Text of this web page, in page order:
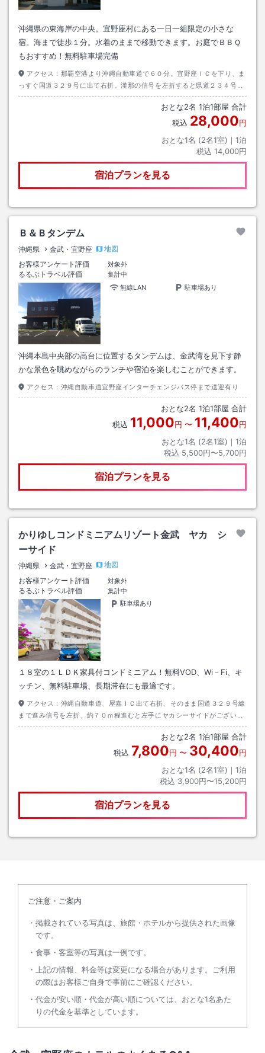
沖縄県の東海岸の中央。宜野座村にある一日一組限定の小さな
宿。海まで徒歩１分。水着のままで移動できます。お庭でＢＢＱ
もおすすめ！無料駐車場完備
アクセス： 那覇空港より沖縄自動車道で６０分。宜野座ＩＣを下り、ま
っすぐ国道３２９号に出て右折。漢那の信号を左折すると県道２３４号に
入ります。道なりに走り宜野座漁港の手前を右に入ると炭焼屋てんぷすさ
おとな2名 1泊1部屋 合計
税込 28,000円
おとな1名 (2名1室)｜ 1泊
税込 14,000円
宿泊プランを見る
Ｂ＆Ｂタンデム
沖縄県 金武・宜野座
地図
お客様アンケート評価
対象外
るるぶトラベル評価
集計中
無線LAN
駐車場あり
沖縄本島中央部の高台に位置するタンデムは、金武湾を見下す静
かな景色を眺めながらのランチや宿泊を楽しむことができます。
アクセス： 沖縄自動車道宜野座インターチェンジバス停まで送迎有り
おとな2名 1泊1部屋 合計
税込 11,000円 〜 11,400円
おとな1名 (2名1室)｜ 1泊
税込 5,500円〜5,700円
宿泊プランを見る
かりゆしコンドミニアムリゾート金武 ヤカ シ
ーサイド
沖縄県 金武・宜野座
地図
お客様アンケート評価
対象外
るるぶトラベル評価
集計中
駐車場あり
１８室の１ＬＤＫ家具付コンドミニアム！無料VOD、Wi－Fi、キ
ッチン、無料駐車場、長期滞在にも最適です。
アクセス： 沖縄自動車道、屋嘉ＩＣ出て右折、そのまま国道３２９号線
まで進み信号を左折、約７０ｍ程進むと左手にヤカシーサイドがございま
す。
おとな2名 1泊1部屋 合計
税込 7,800円 〜 30,400円
おとな1名 (2名1室)｜ 1泊
税込 3,900円〜15,200円
宿泊プランを見る
ご注意・ご案内
掲載されている写真は、旅館・ホテルから提供された画像
です。
食事・客室等の写真は一例です。
上記の情報、料金等は変更になる場合があります。ご利用
の際はお客様ご自身で事前にご確認ください。
代金が安い順・代金が高い順については、おとな1名あた
りの代金を基準としています。